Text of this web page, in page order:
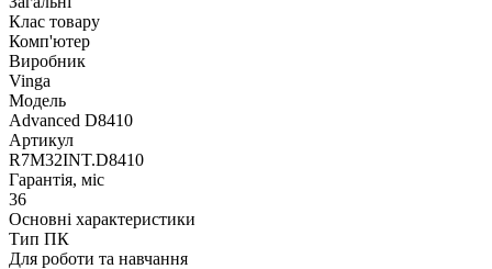
Клас товару
Комп'ютер
Виробник
Vinga
Модель
Advanced D8410
Артикул
R7M32INT.D8410
Гарантія, міс
36
Основні характеристики
Тип ПК
Для роботи та навчання